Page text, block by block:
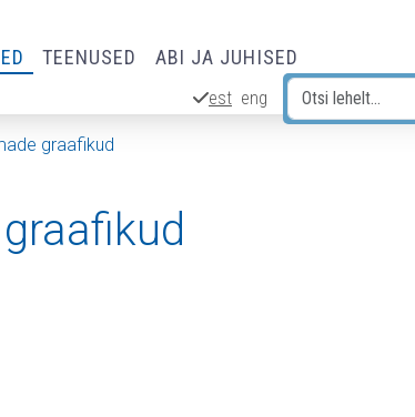
TEENUSED ABI JA JUHISED
est eng
graafikud